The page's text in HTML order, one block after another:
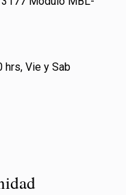
hrs, Vie y Sab